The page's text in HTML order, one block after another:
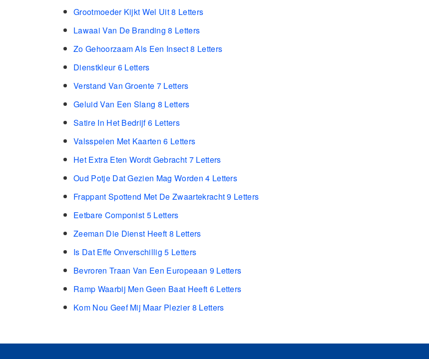
Grootmoeder Kijkt Wel Uit 8 Letters
Lawaai Van De Branding 8 Letters
Zo Gehoorzaam Als Een Insect 8 Letters
Dienstkleur 6 Letters
Verstand Van Groente 7 Letters
Geluid Van Een Slang 8 Letters
Satire In Het Bedrijf 6 Letters
Valsspelen Met Kaarten 6 Letters
Het Extra Eten Wordt Gebracht 7 Letters
Oud Potje Dat Gezien Mag Worden 4 Letters
Frappant Spottend Met De Zwaartekracht 9 Letters
Eetbare Componist 5 Letters
Zeeman Die Dienst Heeft 8 Letters
Is Dat Effe Onverschillig 5 Letters
Bevroren Traan Van Een Europeaan 9 Letters
Ramp Waarbij Men Geen Baat Heeft 6 Letters
Kom Nou Geef Mij Maar Plezier 8 Letters